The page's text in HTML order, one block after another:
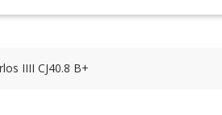
IIII CJ40.8 B+